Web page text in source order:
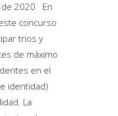
de 2020 En
concurso
trios y
de máximo
en el
identidad)
La